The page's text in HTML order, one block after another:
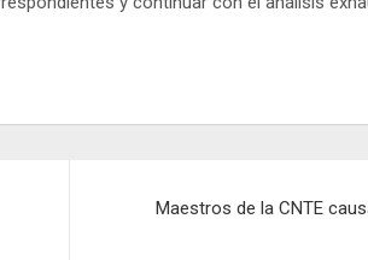
Maestros de la CNTE